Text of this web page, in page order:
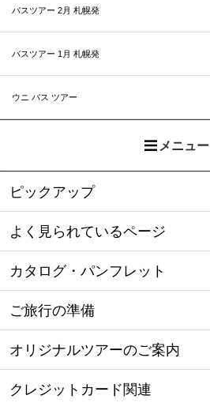
バスツアー 2月 札幌発
バスツアー 1月 札幌発
ウニ バス ツアー
メニュー
ピックアップ
よく見られているページ
カタログ・パンフレット
ご旅行の準備
オリジナルツアーのご案内
クレジットカード関連